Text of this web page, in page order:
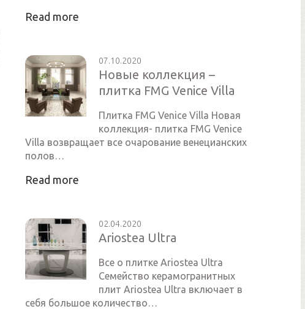
Read more
07.10.2020
Новые коллекция –
плитка FMG Venice Villa
Плитка FMG Venice Villa Новая
коллекция- плитка FMG Venice
Villa возвращает все очарование венецианских
полов…
Read more
02.04.2020
Ariostea Ultra
Все о плитке Ariostea Ultra
Семейство керамогранитных
плит Ariostea Ultra включает в
себя большое количество…